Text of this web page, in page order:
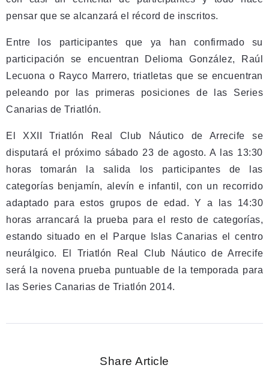
pensar que se alcanzará el récord de inscritos.
Entre los participantes que ya han confirmado su
participación se encuentran Delioma González, Raúl
Lecuona o Rayco Marrero, triatletas que se encuentran
peleando por las primeras posiciones de las Series
Canarias de Triatlón.
El XXII Triatlón Real Club Náutico de Arrecife se
disputará el próximo sábado 23 de agosto. A las 13:30
horas tomarán la salida los participantes de las
categorías benjamín, alevín e infantil, con un recorrido
adaptado para estos grupos de edad. Y a las 14:30
horas arrancará la prueba para el resto de categorías,
estando situado en el Parque Islas Canarias el centro
neurálgico. El Triatlón Real Club Náutico de Arrecife
será la novena prueba puntuable de la temporada para
las Series Canarias de Triatlón 2014.
Share Article